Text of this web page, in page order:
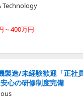
Technology
～400万円
製造/未経験歓迎「正社
心の研修制度完備